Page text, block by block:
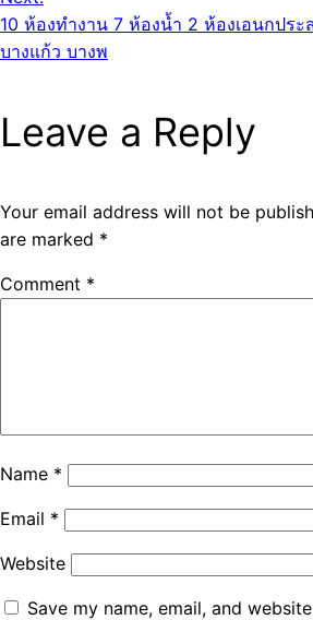
10 ห้องทำงาน 7 ห้องน้ำ 2 ห้องเอนกประ
บางแก้ว บางพ
Leave a Reply
Your email address will not be
are marked *
Comment *
Name *
Email *
Website
Save my name, email, and